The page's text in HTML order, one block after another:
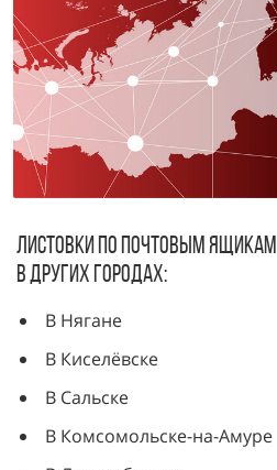
Листовки по почтовым ящикам
в других городах:
В Нягане
В Киселёвске
В Сальске
В Комсомольске-на-Амуре